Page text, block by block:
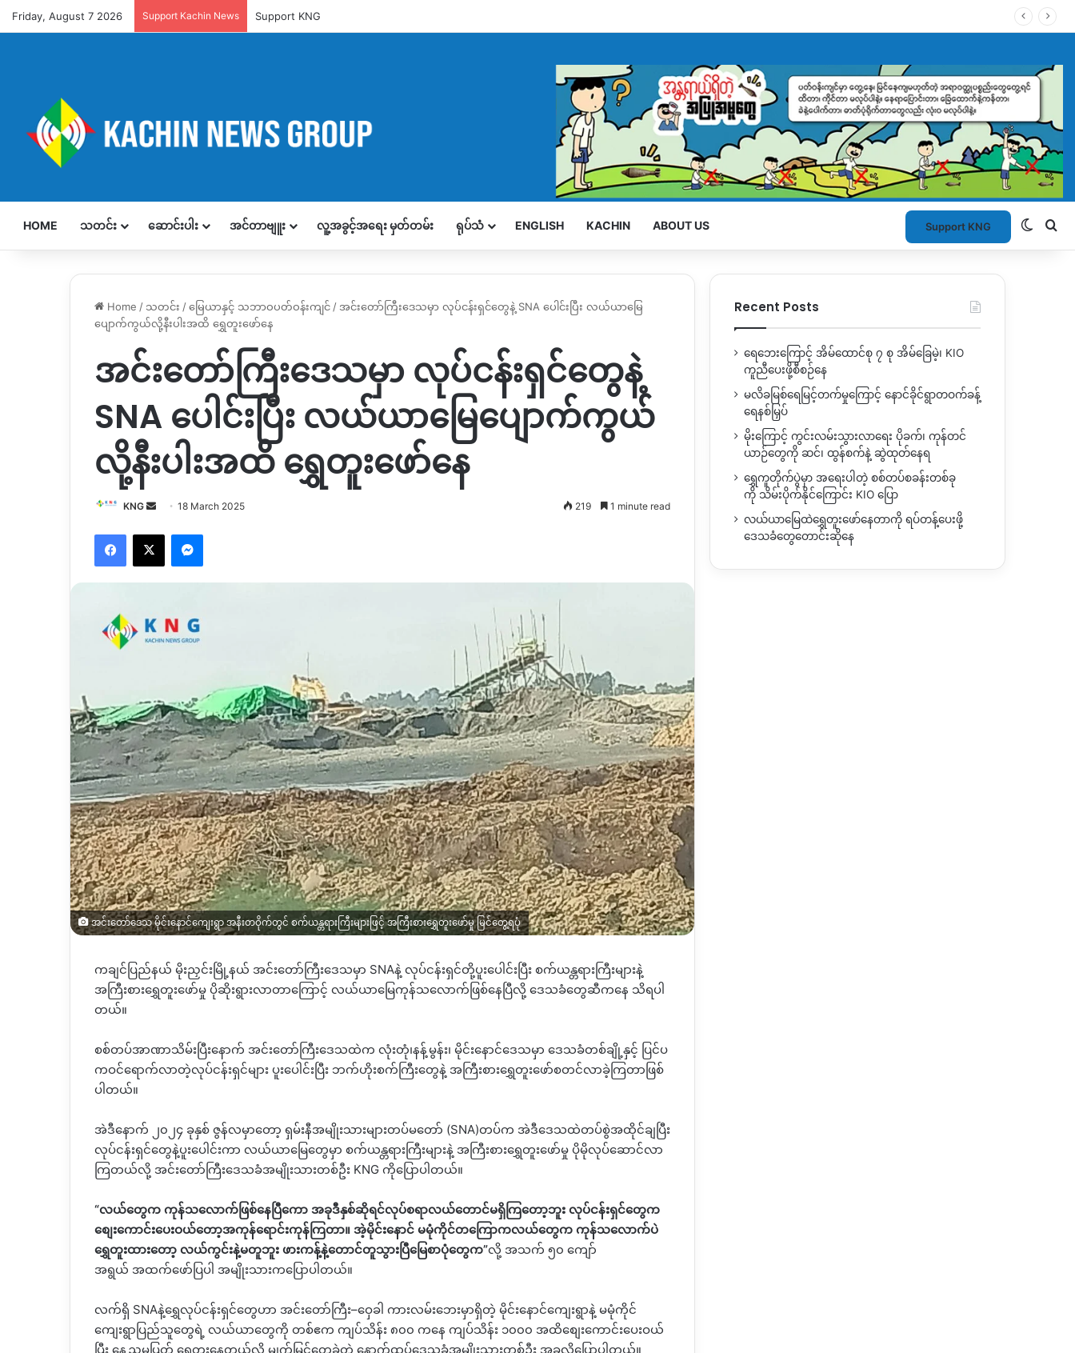
Friday, August 7 2026 Support Kachin News Support KNG
HOME သတင်း ဆောင်းပါး အင်တာဗျူး လူ့အခွင့်အရေး မှတ်တမ်း ရုပ်သံ ENGLISH KACHIN ABOUT US Support KNG
Home / သတင်း /မြေယာနှင့် သဘာဝပတ်ဝန်းကျင် / အင်းတော်ကြီးဒေသမှာ လုပ်ငန်းရှင်တွေနဲ့ SNA ပေါင်းပြီး လယ်ယာမြေ
ပျောက်ကွယ်လို့နီးပါးအထိ ရွှေတူးဖော်နေ
အင်းတော်ကြီးဒေသမှာ လုပ်ငန်းရှင်တွေနဲ့
SNA ပေါင်းပြီး လယ်ယာမြေပျောက်ကွယ်
လို့နီးပါးအထိ ရွှေတူးဖော်နေ
KNG
Send18 March 2025 219 1 minute read
Facebook
X Messenger
အင်းတော်ဒေသ မိုင်းနောင်ကျေးရွာ အနီးတဝိုက်တွင် စက်ယန္တရားကြီးများဖြင့် အကြီးစားရွှေတူးဖော်မှု မြင်တွေ့ရပုံ
ကချင်ပြည်နယ် မိုးညှင်းမြို့နယ် အင်းတော်ကြီးဒေသမှာ SNAနဲ့ လုပ်ငန်းရှင်တို့ပူးပေါင်းပြီး စက်ယန္တရားကြီးများနဲ့
အကြီးစားရွှေတူးဖော်မှု ပိုဆိုးရွားလာတာကြောင့် လယ်ယာမြေကုန်သလောက်ဖြစ်နေပြီလို့ ဒေသခံတွေဆီကနေ သိရပါ
တယ်။
စစ်တပ်အာဏာသိမ်းပြီးနောက် အင်းတော်ကြီးဒေသထဲက လုံးတုံ၊နန့်မွန်း၊ မိုင်းနောင်ဒေသမှာ ဒေသခံတစ်ချို့နှင့် ပြင်ပ
ကဝင်ရောက်လာတဲ့လုပ်ငန်းရှင်များ ပူးပေါင်းပြီး ဘက်ဟိုးစက်ကြီးတွေနဲ့ အကြီးစားရွှေတူးဖော်စတင်လာခဲ့ကြတာဖြစ်
ပါတယ်။
အဲဒီနောက် ၂၀၂၄ ခုနှစ် ဇွန်လမှာတော့ ရှမ်းနီအမျိုးသားများတပ်မတော် (SNA)တပ်က အဲဒီဒေသထဲတပ်စွဲအထိုင်ချပြီး
လုပ်ငန်းရှင်တွေနဲ့ပူးပေါင်းကာ လယ်ယာမြေတွေမှာ စက်ယန္တရားကြီးများနဲ့ အကြီးစားရွှေတူးဖော်မှု ပိုမိုလုပ်ဆောင်လာ
ကြတယ်လို့ အင်းတော်ကြီးဒေသခံအမျိုးသားတစ်ဦး KNG ကိုပြောပါတယ်။
“လယ်တွေက ကုန်သလောက်ဖြစ်နေပြီကော အခုဒီနှစ်ဆိုရင်လုပ်စရာလယ်တောင်မရှိကြတော့ဘူး လုပ်ငန်းရှင်တွေက
စျေးကောင်းပေးဝယ်တော့အကုန်ရောင်းကုန်ကြတာ။ အဲ့မိုင်းနောင် မမုံကိုင်တကြောကလယ်တွေက ကုန်သလောက်ပဲ
ရွှေတူးထားတော့ လယ်ကွင်းနဲ့မတူဘူး ဖားကန့်နဲ့တောင်တူသွားပြီမြေစာပုံတွေက”လို့ အသက် ၅၀ ကျော်
အရွယ် အထက်ဖော်ပြပါ အမျိုးသားကပြောပါတယ်။
လက်ရှိ SNAနဲ့ရွှေလုပ်ငန်းရှင်တွေဟာ အင်းတော်ကြီး–ဝှေခါ ကားလမ်းဘေးမှာရှိတဲ့ မိုင်းနောင်ကျေးရွာနဲ့ မမုံကိုင်
ကျေးရွာပြည်သူတွေရဲ့ လယ်ယာတွေကို တစ်ဧက ကျပ်သိန်း ၈၀၀ ကနေ ကျပ်သိန်း ၁၀၀၀ အထိစျေးကောင်းပေးဝယ်
ပြီး နေ့ညမပြတ် ရွှေတူးနေတယ်လို့ မျက်မြင်တွေ့ခဲ့တဲ့ နောက်ထပ်ဒေသခံအမျိုးသားတစ်ဦး အခုလိုပြောပါတယ်။
Recent Posts
ရေဘေးကြောင့် အိမ်ထောင်စု ၇ စု အိမ်ခြေမဲ့၊ KIO
ကူညီပေးဖို့စီစဉ်နေ
မလိခမြစ်ရေမြင့်တက်မှုကြောင့် နောင်ခိုင်ရွာတဝက်ခန့်
ရေနစ်မြှပ်
မိုးကြောင့် ကွင်းလမ်းသွားလာရေး ပိုခက်၊ ကုန်တင်
ယာဉ်တွေကို ဆင်၊ ထွန်စက်နဲ့ ဆွဲထုတ်နေရ
ရွှေကူတိုက်ပွဲမှာ အရေးပါတဲ့ စစ်တပ်စခန်းတစ်ခု
ကို သိမ်းပိုက်နိုင်ကြောင်း KIO ပြော
လယ်ယာမြေထဲရွှေတူးဖော်နေတာကို ရပ်တန့်ပေးဖို့
ဒေသခံတွေတောင်းဆိုနေ